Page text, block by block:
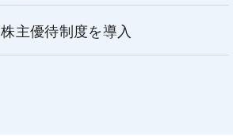
株主優待制度を導入